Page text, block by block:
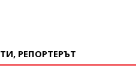
ТИ, РЕПОРТЕРЪТ